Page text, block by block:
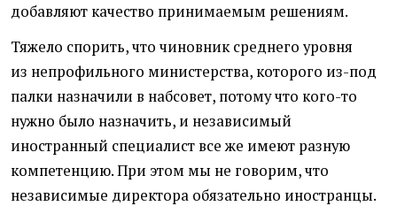
добавляют качество принимаемым решениям.
Тяжело спорить, что чиновник среднего уровня
из непрофильного министерства, которого из-под
палки назначили в набсовет, потому что кого-то
нужно было назначить, и независимый
иностранный специалист все же имеют разную
компетенцию. При этом мы не говорим, что
независимые директора обязательно иностранцы.